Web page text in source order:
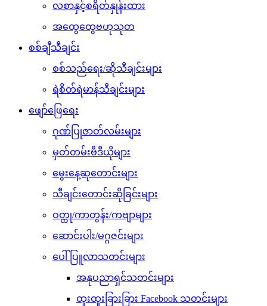
လစာနှင့်စရိတ်နှုန်းထား
အထွေထွေဗဟုသုတ
စစ်ချီသီချင်း
စစ်သည်ရေး/ဆိုသီချင်းများ
ရဲစိတ်ရဲမာန်သီချင်းများ
ဖျော်ဖြေရေး
ဂုဏ်ပြုဇာတ်လမ်းများ
မှတ်တမ်းဗီဒီယိုများ
မွေးနေ့ဆုတောင်းများ
သီချင်းတောင်းဆိုခြင်းများ
ဝတ္ထု/ကာတွန်း/ကဗျာများ
ဆောင်းပါး/မဂ္ဂဇင်းများ
ပေါ်ပြူလာသတင်းများ
အနုပညာရှင်သတင်းများ
ထူးထူးခြားခြား Facebook သတင်းများ